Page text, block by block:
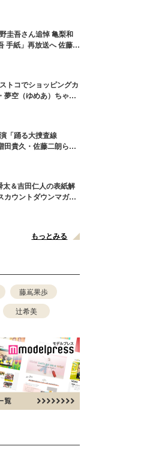
圭吾さん追悼 亀梨和
手紙」再放送へ 佐藤隆
トコでショッピングカ
夢空（ゆめあ）ちゃん
」の声
「踊る大捜査線
田貴久・佐藤二朗ら新
ード”も
＆吉田仁人の表紙解
カウントダウンマガジ
もっとみる
藤嶌果歩
辻希美